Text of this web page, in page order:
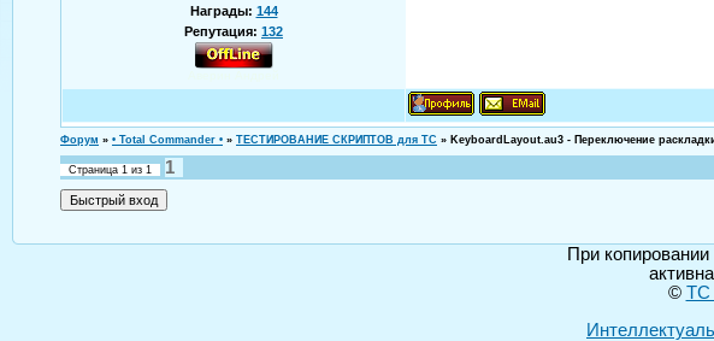
Награды: 144
Репутация: 132
Форум » • Total Commander • » ТЕСТИРОВАНИЕ СКРИПТОВ для TC » KeyboardLayout.au3 - Переключение
Страница 1 из 1
1
При
© TC